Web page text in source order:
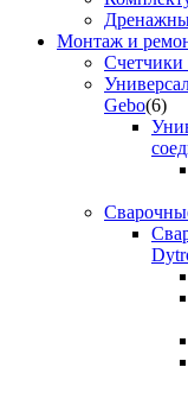
Монтаж и
Gebo(6)